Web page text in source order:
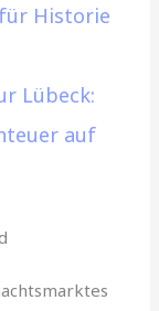
Historie
Lübeck:
auf